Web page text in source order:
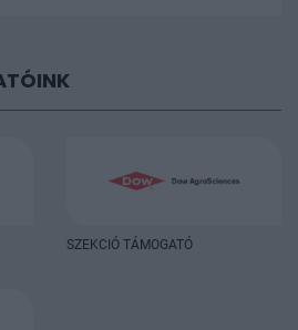
SZEKCIÓ TÁMOGATÓ